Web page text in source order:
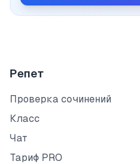
Репет
Проверка сочинений
Класс
Чат
Тариф PRO